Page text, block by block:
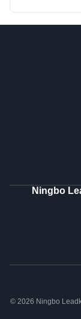
Ningbo
© 2026 Ningbo